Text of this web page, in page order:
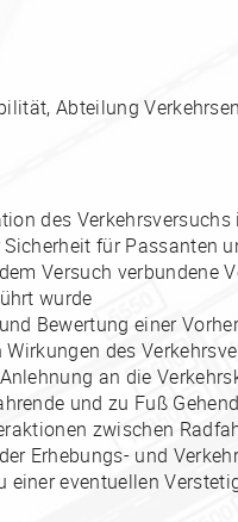
Abteilung
des
für Passanten
Versuch
wurde
Bewertung einer
des
an die
und zu Fuß
zwischen
Erhebungs- und
einer eventuellen